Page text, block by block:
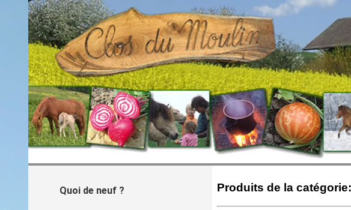
Quoi de neuf ? Produits de la